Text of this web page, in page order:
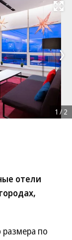
Развернуть
1 / 2
отели
по